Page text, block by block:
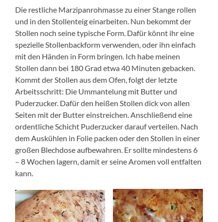
Die restliche Marzipanrohmasse zu einer Stange rollen
und in den Stollenteig einarbeiten. Nun bekommt der
Stollen noch seine typische Form. Dafür könnt ihr eine
spezielle Stollenbackform verwenden, oder ihn einfach
mit den Händen in Form bringen. Ich habe meinen
Stollen dann bei 180 Grad etwa 40 Minuten gebacken.
Kommt der Stollen aus dem Ofen, folgt der letzte
Arbeitsschritt: Die Ummantelung mit Butter und
Puderzucker. Dafür den heißen Stollen dick von allen
Seiten mit der Butter einstreichen. Anschließend eine
ordentliche Schicht Puderzucker darauf verteilen. Nach
dem Auskühlen in Folie packen oder den Stollen in einer
großen Blechdose aufbewahren. Er sollte mindestens 6
– 8 Wochen lagern, damit er seine Aromen voll entfalten
kann.